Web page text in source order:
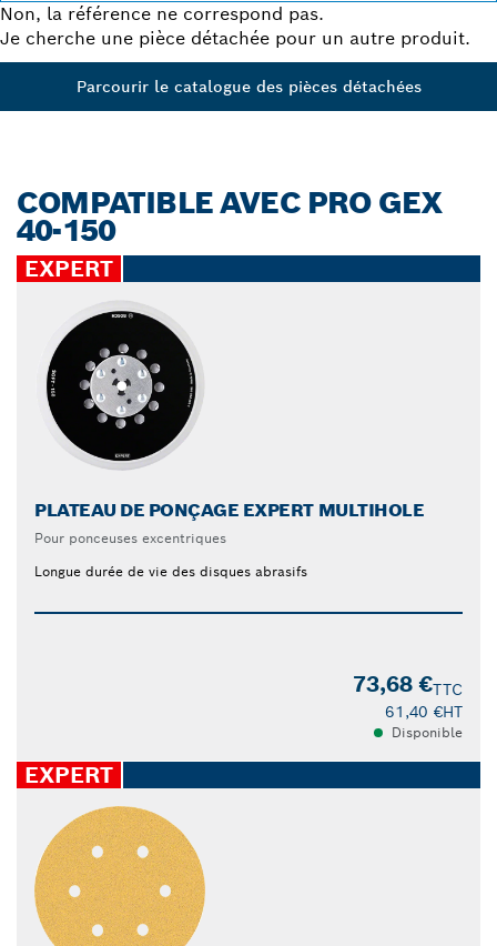
Non, la référence ne correspond pas.
Je cherche une pièce détachée pour un autre produit.
Parcourir le catalogue des pièces détachées
COMPATIBLE AVEC PRO GEX
40-150
EXPERT
PLATEAU DE PONÇAGE EXPERT MULTIHOLE
Pour ponceuses excentriques
Longue durée de vie des disques abrasifs
73,68 €TTC
61,40 €HT
Disponible
EXPERT